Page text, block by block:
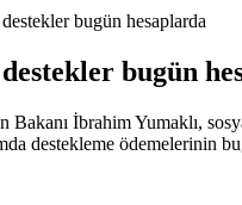
destekler bugün hesaplarda
bugün
Bakanı İbrahim Yumaklı,
destekleme ödemelerinin